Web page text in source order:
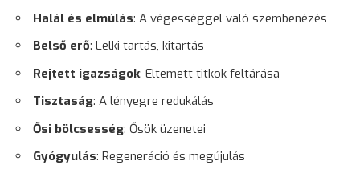
Halál és elmúlás: A végességgel való szembenézés
Belső erő: Lelki tartás, kitartás
Rejtett igazságok: Eltemett titkok feltárása
Tisztaság: A lényegre redukálás
Ősi bölcsesség: Ősök üzenetei
Gyógyulás: Regeneráció és megújulás